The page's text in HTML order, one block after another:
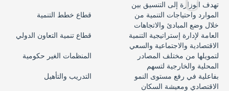
تهدف الوزارة إلى التنسيق بين
الموارد واحتياجات التنمية من
خلال وضع المبادئ والاتجاهات
العامة لإدارة إستراتيجية التنمية
الاقتصادية والاجتماعية والسعي
لتمويلها من مختلف المصادر
المحلية والخارجية لتسهم
بفاعلية في رفع مستوى النمو
الاقتصادي ومعيشة السكان
قطاع خطط التنمية
قطاع تنمية التعاون الدولي
المنظمات الغير حكومية
التدريب والتأهيل